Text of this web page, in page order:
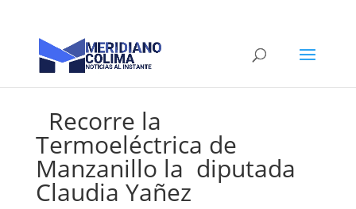
Recorre la
Termoeléctrica de
Manzanillo la diputada
Claudia Yañez